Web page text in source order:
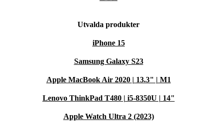
Utvalda produkter
iPhone 15
Samsung Galaxy S23
Apple MacBook Air 2020 | 13.3" | M1
Lenovo ThinkPad T480 | i5-8350U | 14"
Apple Watch Ultra 2 (2023)